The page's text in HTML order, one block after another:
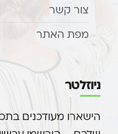
צור קשר
מפת האתר
ניוזלטר
הישארו מעודכנים